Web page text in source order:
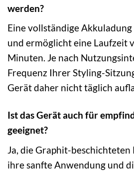
werden?
Eine vollständige
und ermöglicht eine Laufzeit
Minuten. Je nach
Frequenz Ihrer Styling-
Gerät daher nicht täglich
Ist das Gerät auch für
geeignet?
Ja, die Graphit-
ihre sanfte Anwendung und